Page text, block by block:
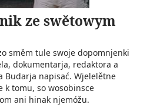
ze swětowym
směm tule swoje dopomnjenki
dokumentarja, redaktora a
Budarja napisać. Wjelelětne
k tomu, so wosobinsce
ani hinak njemóžu.